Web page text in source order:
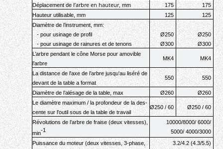
Déplacement de l’arbre en hauteur, mm 175
175
Hauteur utilisable , mm 125
125
Diamètre de l’instrument, mm:
-pour usinage de profil
-pour usinage de rainures et de tenons
Ø250
Ø300
Ø250
Ø300
L’arbre pendant le cône Morse pour amovible
l’arbre
MK4 MK4
La distance de l'axe del’arbre jusqu'au liséré de
devant de la table a format
550 550
Diamètre de l’alésage de la table , max Ø260
Ø260
Le diamètre maximum / la profondeur de lades-
cente sur l'outil sous de la table de travail
Ø250 / 60 Ø250 / 60
Révolutions de l’arbre de fraise (deux vitesses),
min-1
10000/8000/ 6000/
5000/ 4000/3000
Puissance du moteur (deux vitesses,3-phase,
3.2/4.2 (4.3/5.5)